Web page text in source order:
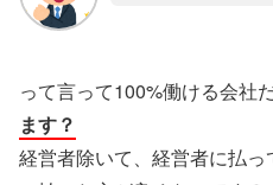
って言って100%働ける会社
ます？
経営者除いて、経営者に払